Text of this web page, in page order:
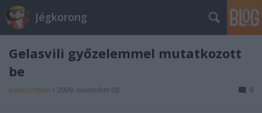
Jégkorong
Gelasvili győzelemmel mutatkozott
be
kovacsistvan • 2009. november 08. 9